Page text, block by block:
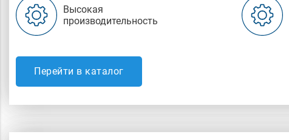
Высокая
производительность
Перейти в каталог